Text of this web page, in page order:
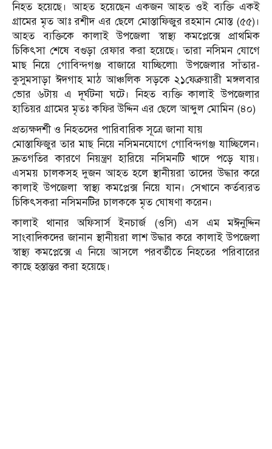
নিহত হয়েছে। আহত হয়েছেন একজন আহত ওই ব্যক্তি একই
গ্রামের মৃত আঃ রশীদ এর ছেলে মোস্তাফিজুর রহমান মোস্ত (৫৫)।
আহত ব্যক্তিকে কালাই উপজেলা স্বাস্থ্য কমপ্লেক্সে প্রাথমিক
চিকিৎসা শেষে বগুড়া রেফার করা হয়েছে। তারা নসিমন যোগে
মাছ নিয়ে গোবিন্দগঞ্জ বাজারে যাচ্ছিলো৷ উপজেলার সাঁতার-
কুসুমসাড়া ঈদগাহ মাঠ আঞ্চলিক সড়কে ২১ফেব্রুয়ারী মঙ্গলবার
ভোর ৬টায় এ দূর্ঘটনা ঘটে। নিহত ব্যক্তি কালাই উপজেলার
হাতিয়র গ্রামের মৃতঃ কফির উদ্দিন এর ছেলে আব্দুল মোমিন (৪০)
প্রত্যক্ষদর্শী ও নিহতদের পারিবারিক সূত্রে জানা যায়
মোস্তাফিজুর তার মাছ নিয়ে নসিমনযোগে গোবিন্দগঞ্জ যাচ্ছিলেন।
দ্রুতগতির কারণে নিয়ন্ত্রণ হারিয়ে নসিমনটি খাদে পড়ে যায়।
এসময় চালকসহ দুজন আহত হলে স্থানীয়রা তাদের উদ্ধার করে
কালাই উপজেলা স্বাস্থ্য কমপ্লেক্স নিয়ে যান। সেখানে কর্তব্যরত
চিকিৎসকরা নসিমনটির চালককে মৃত ঘোষণা করেন।
কালাই থানার অফিসার্স ইনচার্জ (ওসি) এস এম মঈনুদ্দিন
সাংবাদিকদের জানান স্থানীয়রা লাশ উদ্ধার করে কালাই উপজেলা
স্বাস্থ্য কমপ্লেক্সে এ নিয়ে আসলে পরবর্তীতে নিহতের পরিবারের
কাছে হস্তান্তর করা হয়েছে।